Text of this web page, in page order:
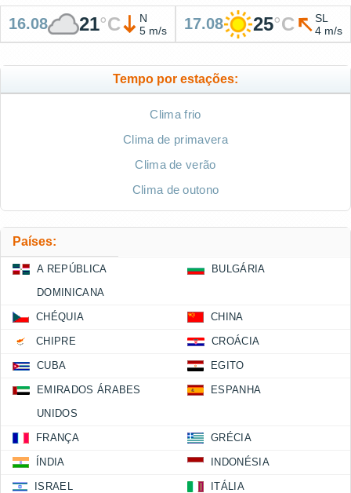
16.08 21°C
N
5 m/s
17.08 25°C
SL
4 m/s
Tempo por estações:
Clima frio
Clima de primavera
Clima de verão
Clima de outono
Países:
A REPÚBLICA
DOMINICANA
BULGÁRIA
CHÉQUIA CHINA
CHIPRE CROÁCIA
CUBA EGITO
EMIRADOS ÁRABES
UNIDOS
ESPANHA
FRANÇA GRÉCIA
ÍNDIA INDONÉSIA
ISRAEL ITÁLIA